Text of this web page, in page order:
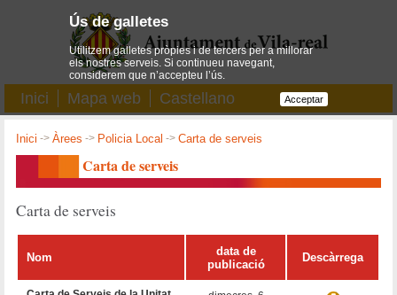
Inici Mapa web Castellano
Inici ->Àrees -> Policia Local ->Carta de serveis
Carta de serveis
Carta de serveis
Nom
data de
publicació
Descàrrega
Ús de galletes
Utilitzem galletes pròpies i de tercers per a millorar
els nostres serveis. Si continueu navegant,
considerem que n’accepteu l’ús.
Acceptar